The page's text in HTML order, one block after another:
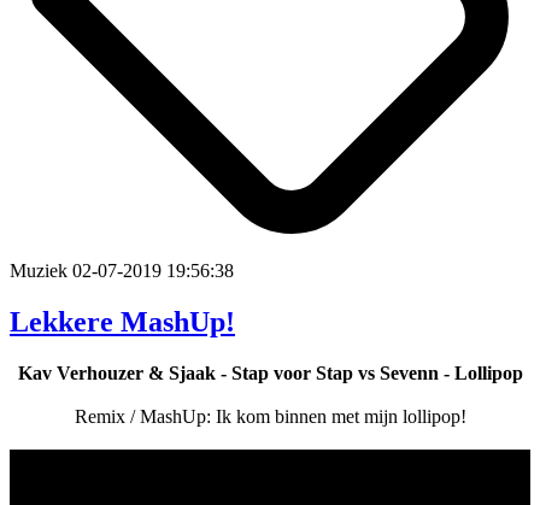
Muziek 02-07-2019 19:56:38
Lekkere MashUp!
Kav Verhouzer & Sjaak - Stap voor Stap vs Sevenn - Lollipop
Remix / MashUp: Ik kom binnen met mijn lollipop!